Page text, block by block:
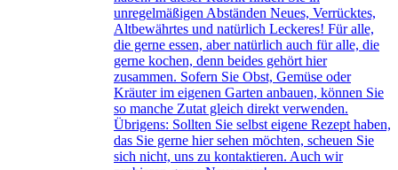
unregelmäßigen Abständen Neues, Verrücktes,
Altbewährtes und natürlich Leckeres! Für alle,
die gerne essen, aber natürlich auch für alle, die
gerne kochen, denn beides gehört hier
zusammen. Sofern Sie Obst, Gemüse oder
Kräuter im eigenen Garten anbauen, können Sie
so manche Zutat gleich direkt verwenden.
Übrigens: Sollten Sie selbst eigene Rezept haben,
das Sie gerne hier sehen möchten, scheuen Sie
sich nicht, uns zu kontaktieren. Auch wir